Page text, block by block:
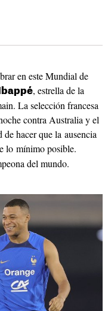
en este Mundial de
, estrella de la
La selección francesa
contra Australia y el
hacer que la ausencia
lo mínimo posible.
del mundo.